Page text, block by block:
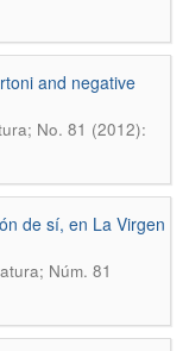
and negative
No. 81 (2012):
de sí, en La Virgen
Núm. 81